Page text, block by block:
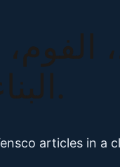
البناء والتصنيع.
articles in a